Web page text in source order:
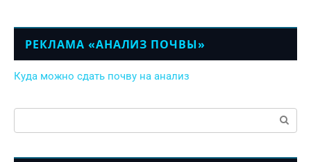
РЕКЛАМА «АНАЛИЗ ПОЧВЫ»
Куда можно сдать почву на анализ
Поиск: